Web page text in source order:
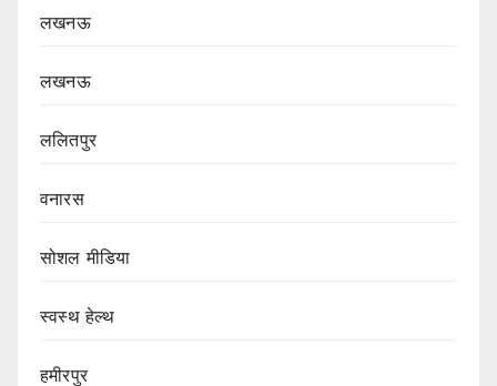
लखनऊ
लखनऊ
ललितपुर
वनारस
सोशल मीडिया
स्वस्थ हेल्थ
हमीरपुर